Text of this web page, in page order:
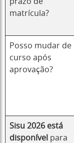
prazo de
matrícula?
Posso mudar de
curso após
aprovação?
Sisu 2026 está
disponível para